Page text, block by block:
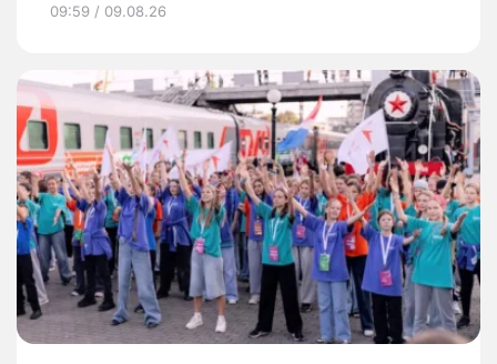
09:59 / 09.08.26